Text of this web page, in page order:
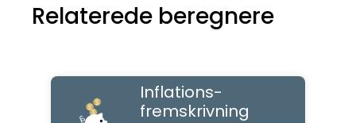
Relaterede beregnere
Inflations-
fremskrivning